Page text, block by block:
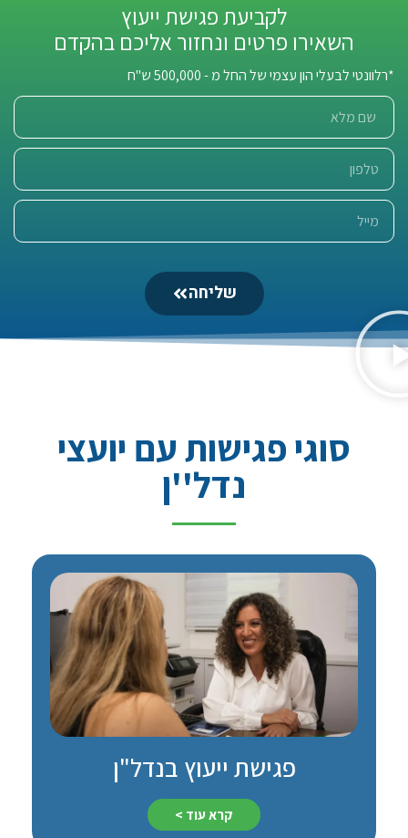
לקביעת פגישת ייעוץ
השאירו פרטים ונחזור אליכם בהקדם
*רלוונטי לבעלי הון עצמי של החל מ - 500,000 ש"ח
שליחה
סוגי פגישות עם יועצי
נדל''ן
פגישת ייעוץ בנדל"ן
קרא עוד >